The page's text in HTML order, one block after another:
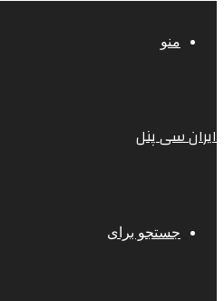
منو
ایران سی پنل
جستجو برای